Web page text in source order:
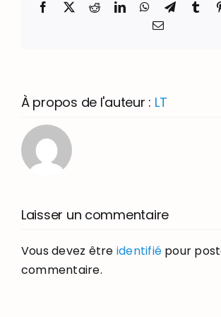
Facebook
X RedditLinkedInWhatsApp
Telegram
Email
À propos de l'auteur : LT
Laisser un commentaire
Vous devez être identifié pour
commentaire.